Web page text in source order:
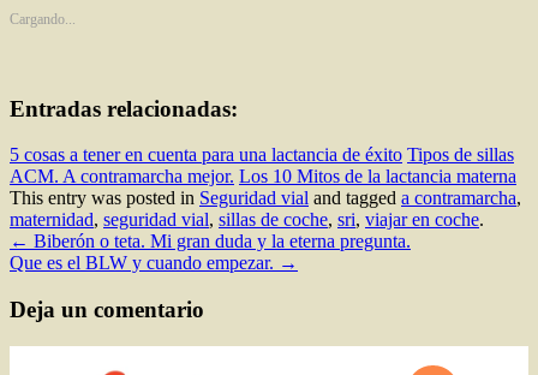
abre
en
Cargando...
Entradas relacionadas:
5 cosas a tener en cuenta para una lactancia de éxito Tipos de sillas
ACM. A contramarcha mejor. Los 10 Mitos de la lactancia materna
This entry was posted in Seguridad vial and tagged a contramarcha,
maternidad, seguridad vial, sillas de coche, sri, viajar en coche.
Navegación
de
entradas
← Biberón o teta. Mi gran duda y la eterna pregunta.
Que es el BLW y cuando empezar. →
Deja un comentario